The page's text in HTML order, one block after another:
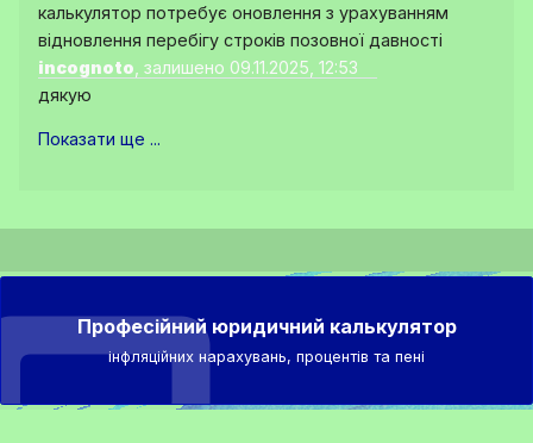
калькулятор потребує оновлення з урахуванням
відновлення перебігу строків позовної давності
incognoto , залишено 09.11.2025, 12:53
дякую
Показати ще ...
Професійний юридичний калькулятор
інфляційних нарахувань, процентів та пені